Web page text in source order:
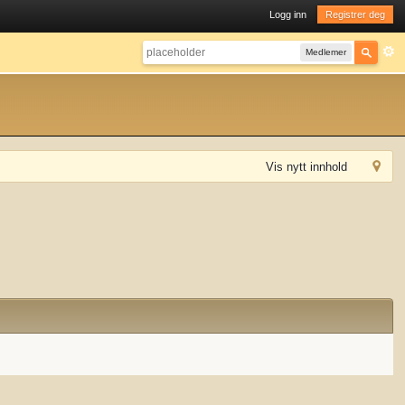
Logg inn Registrer deg
Medlemer
Vis nytt innhold